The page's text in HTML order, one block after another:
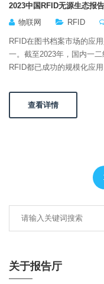
2023中国RFID无源生态报
物联网
RFID
RFID在图书档案市场的应
一。截至2023年，国内一
RFID都已成功的规模化应
查看详情
关于报告厅